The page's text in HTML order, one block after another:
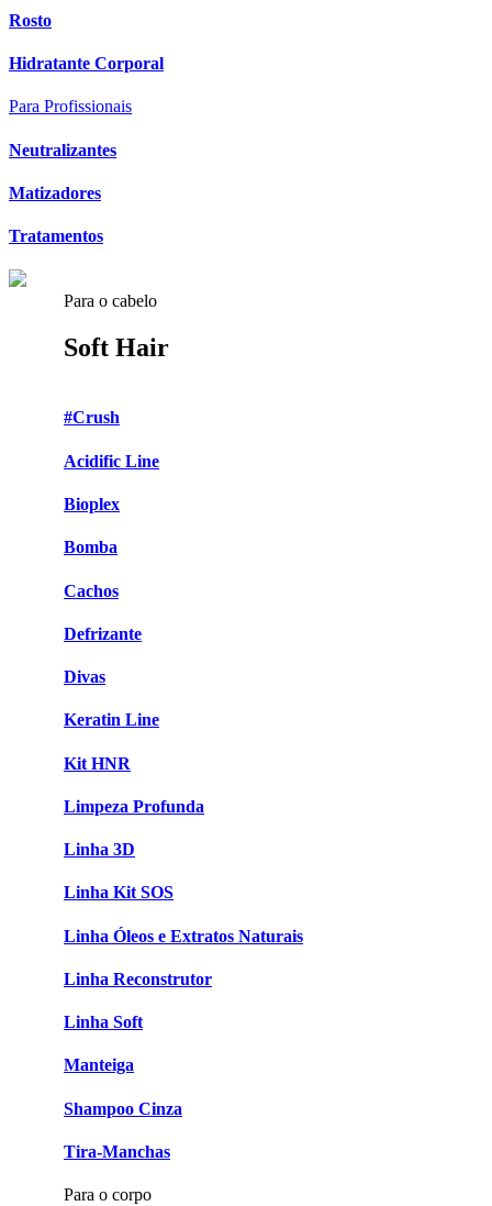
Rosto
Hidratante Corporal
Para Profissionais
Neutralizantes
Matizadores
Tratamentos
Para o cabelo
Soft Hair
#Crush
Acidific Line
Bioplex
Bomba
Cachos
Defrizante
Divas
Keratin Line
Kit HNR
Limpeza Profunda
Linha 3D
Linha Kit SOS
Linha Óleos e Extratos Naturais
Linha Reconstrutor
Linha Soft
Manteiga
Shampoo Cinza
Tira-Manchas
Para o corpo